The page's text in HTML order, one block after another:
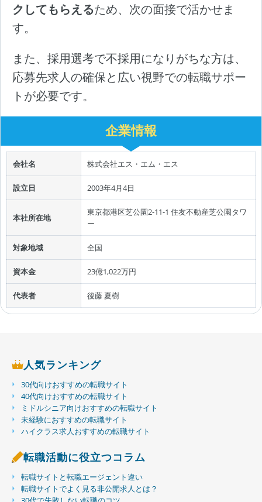
クしてもらえるため、次の面接で活かせま
す。
また、採用選考で不採用になりがちな方は、
応募先求人の確保と広い視野での転職サポー
トが必要です。
企業情報
会社名 株式会社エス・エム・エス
設立日 2003年4月4日
本社所在地
東京都港区芝公園2-11-1 住友不動産芝公園タワ
ー
対象地域 全国
資本金 23億1,022万円
代表者 後藤 夏樹
人気ランキング
30代向けおすすめの転職サイト
40代向けおすすめの転職サイト
ミドルシニア向けおすすめの転職サイト
未経験におすすめの転職サイト
ハイクラス求人おすすめの転職サイト
転職活動に役立つコラム
転職サイトと転職エージェント違い
転職サイトでよく見る非公開求人とは？